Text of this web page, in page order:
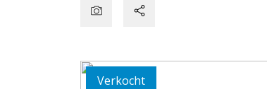
Verkocht